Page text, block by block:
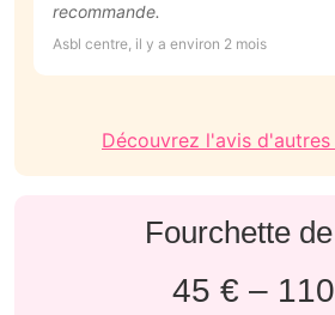
recommande.
Asbl centre, il y a environ 2 mois
Découvrez l'avis
Fourchette
45 € –